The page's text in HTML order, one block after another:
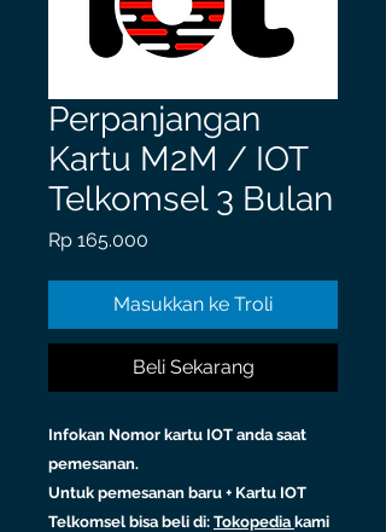
Perpanjangan
Kartu M2M / IOT
Telkomsel 3 Bulan
Rp 165.000
Masukkan ke Troli
Beli Sekarang
Infokan Nomor kartu IOT anda saat
pemesanan.
Untuk pemesanan baru + Kartu IOT
Telkomsel bisa beli di: Tokopedia kami